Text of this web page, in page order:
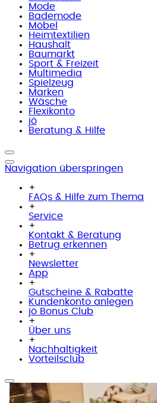
Mode
Bademode
Möbel
Heimtextilien
Haushalt
Baumarkt
Sport & Freizeit
Multimedia
Spielzeug
Marken
Wäsche
Flexikonto
jö
Beratung & Hilfe
Navigation überspringen
+
FAQs & Hilfe zum Thema
+
Service
+
Kontakt & Beratung
Betrug erkennen
+
Newsletter
App
+
Gutscheine & Rabatte
Kundenkonto anlegen
jö Bonus Club
+
Über uns
+
Nachhaltigkeit
Vorteilsclub